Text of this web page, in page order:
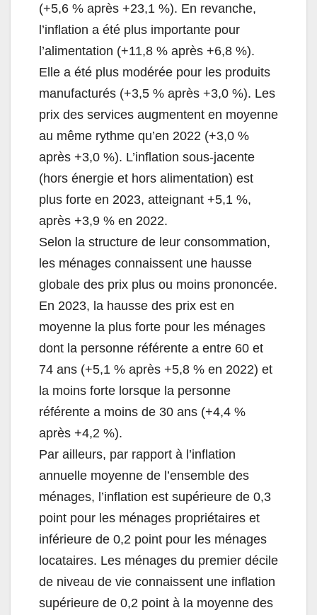
(+5,6 % après +23,1 %). En revanche,
l’inflation a été plus importante pour
l’alimentation (+11,8 % après +6,8 %).
Elle a été plus modérée pour les produits
manufacturés (+3,5 % après +3,0 %). Les
prix des services augmentent en moyenne
au même rythme qu’en 2022 (+3,0 %
après +3,0 %). L’inflation sous-jacente
(hors énergie et hors alimentation) est
plus forte en 2023, atteignant +5,1 %,
après +3,9 % en 2022.
Selon la structure de leur consommation,
les ménages connaissent une hausse
globale des prix plus ou moins prononcée.
En 2023, la hausse des prix est en
moyenne la plus forte pour les ménages
dont la personne référente a entre 60 et
74 ans (+5,1 % après +5,8 % en 2022) et
la moins forte lorsque la personne
référente a moins de 30 ans (+4,4 %
après +4,2 %).
Par ailleurs, par rapport à l’inflation
annuelle moyenne de l’ensemble des
ménages, l’inflation est supérieure de 0,3
point pour les ménages propriétaires et
inférieure de 0,2 point pour les ménages
locataires. Les ménages du premier décile
de niveau de vie connaissent une inflation
supérieure de 0,2 point à la moyenne des